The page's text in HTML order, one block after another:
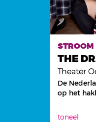
THE
Theater
De
op het
STROOM
toneel